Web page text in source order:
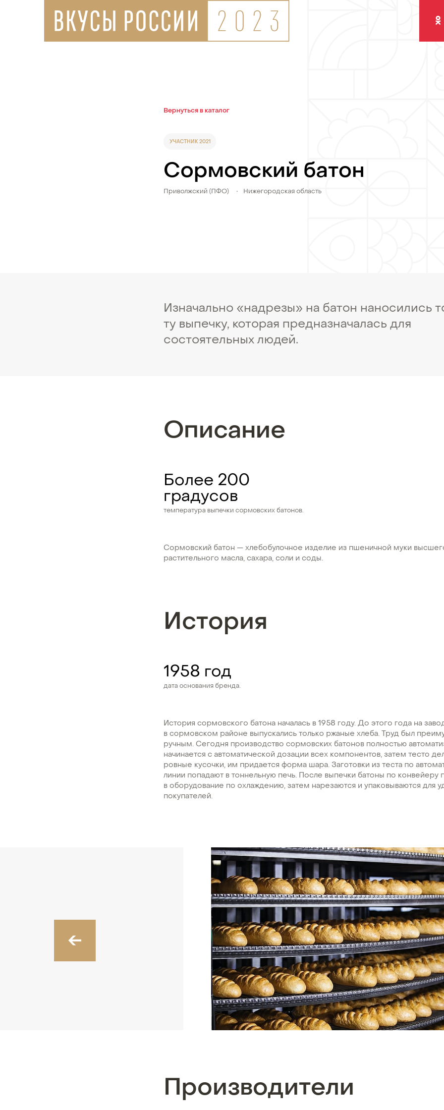
Вернуться в каталог
УЧАСТНИК 2021
Сормовский батон
Приволжский (ПФО) • Нижегородская область
Изначально «надрезы» на батон наносились
ту выпечку, которая предназначалась для
состоятельных людей.
Описание
Более 200
градусов
температура выпечки сормовских батонов.
Сормовский батон — хлебобулочное изделие из пшеничной муки
растительного масла, сахара, соли и соды.
История
1958 год
дата основания бренда.
История сормовского батона началась в 1958 году. До этого года на
в сормовском районе выпускались только ржаные хлеба. Труд был
ручным. Сегодня производство сормовских батонов полностью
начинается с автоматической дозации всех компонентов, затем тесто
ровные кусочки, им придается форма шара. Заготовки из теста по
линии попадают в тоннельную печь. После выпечки батоны по конвейеру
в оборудование по охлаждению, затем нарезаются и упаковываются для
покупателей.
‹
Производители